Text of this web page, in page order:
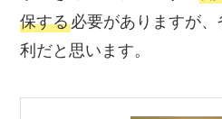
保する必要がありますが
利だと思います。